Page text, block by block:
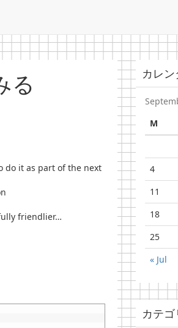
る
do it as part of the next
friendlier…
カレ
M
« Jul
4
11
18
25
カテゴ